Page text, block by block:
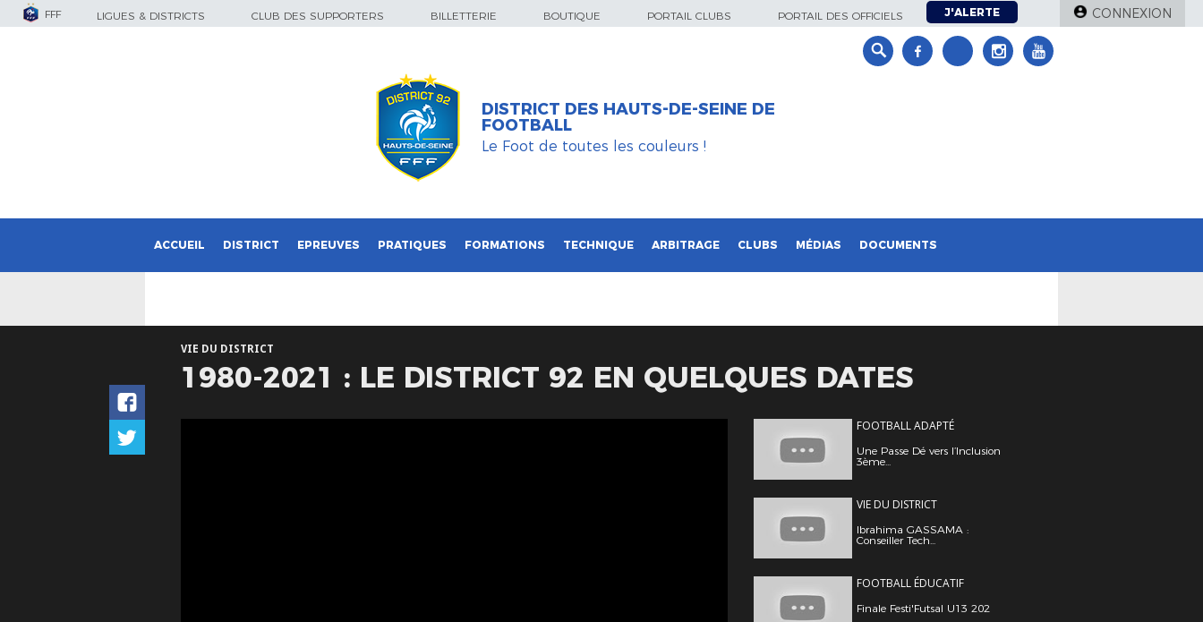
FFF LIGUES & DISTRICTS CLUB DES SUPPORTERS BILLETTERIE BOUTIQUE PORTAIL CLUBS PORTAIL DES OFFICIELS J'ALERTE CONNEXION
DISTRICT DES HAUTS-DE-SEINE DE
FOOTBALL
Le Foot de toutes les couleurs !
ACCUEIL DISTRICT EPREUVES PRATIQUES FORMATIONS TECHNIQUE ARBITRAGE CLUBS MÉDIAS DOCUMENTS
VIE DU DISTRICT
1980-2021 : LE DISTRICT 92 EN QUELQUES DATES
FOOTBALL ADAPTÉ
Une Passe Dé vers l’Inclusion
3ème...
VIE DU DISTRICT
Ibrahima GASSAMA :
Conseiller Tech...
FOOTBALL ÉDUCATIF
Finale Festi'Futsal U13 202